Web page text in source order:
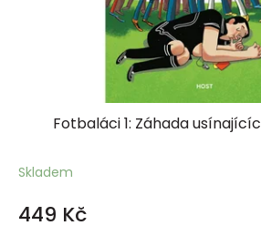
Fotbaláci 1: Záhada
Skladem
449 Kč